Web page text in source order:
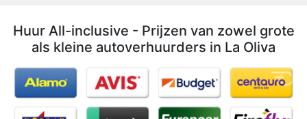
Huur All-inclusive - Prijzen van zowel grote
als kleine autoverhuurders in La Oliva